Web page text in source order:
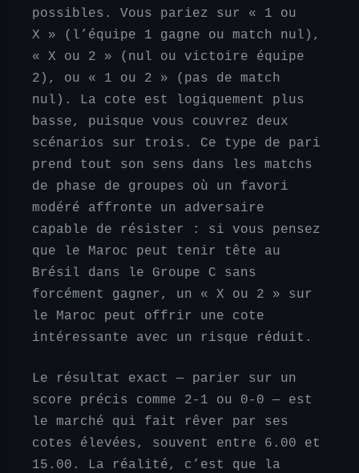
possibles. Vous pariez sur « 1 ou
X » (l’équipe 1 gagne ou match nul),
« X ou 2 » (nul ou victoire équipe
2), ou « 1 ou 2 » (pas de match
nul). La cote est logiquement plus
basse, puisque vous couvrez deux
scénarios sur trois. Ce type de pari
prend tout son sens dans les matchs
de phase de groupes où un favori
modéré affronte un adversaire
capable de résister : si vous pensez
que le Maroc peut tenir tête au
Brésil dans le Groupe C sans
forcément gagner, un « X ou 2 » sur
le Maroc peut offrir une cote
intéressante avec un risque réduit.
Le résultat exact — parier sur un
score précis comme 2-1 ou 0-0 — est
le marché qui fait rêver par ses
cotes élevées, souvent entre 6.00 et
15.00. La réalité, c’est que la